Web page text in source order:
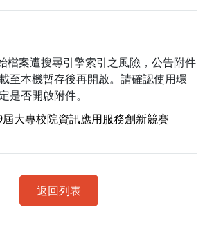
檔案遭搜尋引擎索引之風險，公告附件
至本機暫存後再開啟。請確認使用環
是否開啟附件。
大專校院資訊應用服務創新競賽
返回列表